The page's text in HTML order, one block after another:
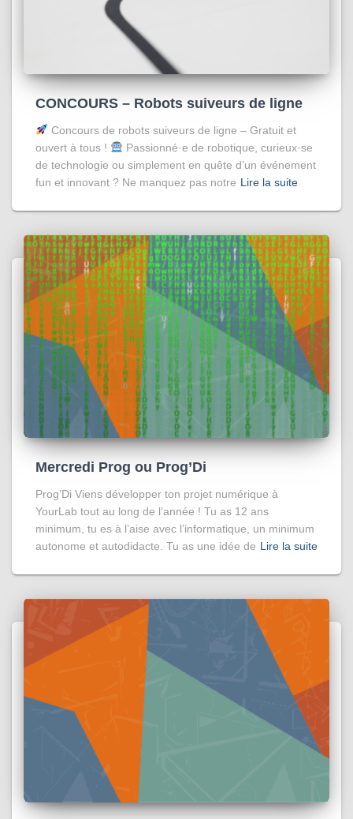
CONCOURS – Robots suiveurs de ligne
Concours de robots suiveurs de ligne – Gratuit et
ouvert à tous !
Passionné·e de robotique, curieux·se
de technologie ou simplement en quête d’un événement
fun et innovant ? Ne manquez pas notre Lire la suite
Mercredi Prog ou Prog’Di
Prog’Di Viens développer ton projet numérique à
YourLab tout au long de l’année ! Tu as 12 ans
minimum, tu es à l’aise avec l’informatique, un minimum
autonome et autodidacte. Tu as une idée de Lire la suite